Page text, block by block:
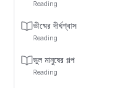
Reading
ভীষ্মের দীর্ঘশ্বাস
Reading
ভুল মানুষের গল্প
Reading
মুহূর্তে যুবকের
ঘর থেকে রক্ত
স্ট্যাচু
কিছু দেখল,
করেনি। তার
আমন্ত্রণ